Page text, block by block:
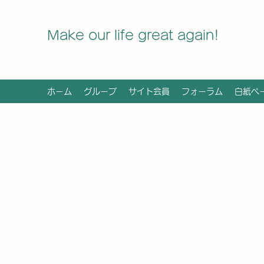
Make our life great again!
ホーム グループ サイト会員 フォーラム 白紙ペ